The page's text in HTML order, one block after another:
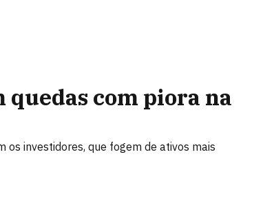
com piora na
os investidores, que fogem de ativos mais